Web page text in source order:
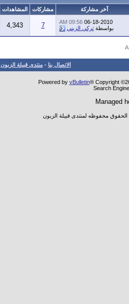
آخر مشاركة مشاركات المشاهدات
06-18-2010
09:56 AM
بواسطة تركي الزبني 7
4,343
الاتصال بنا - منتدى قبيلة الزبون
Powered by vBulletin® Copyright
Search
Managed
الحقوق محفوظه لمنتدى قبيلة الزبون